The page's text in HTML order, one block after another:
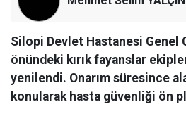
Silopi Devlet Hastanesi Genel
önündeki kırık fayanslar
yenilendi. Onarım süresince
konularak hasta güvenliği ön